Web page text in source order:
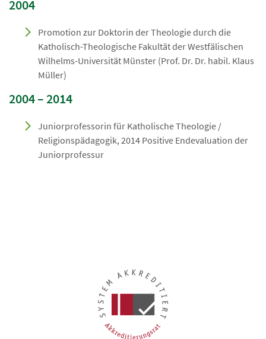
2004
Promotion zur Doktorin der Theologie durch die
Katholisch-Theologische Fakultät der Westfälischen
Wilhelms-Universität Münster (Prof. Dr. Dr. habil. Klaus
Müller)
2004 – 2014
Juniorprofessorin für Katholische Theologie /
Religionspädagogik, 2014 Positive Endevaluation der
Juniorprofessur